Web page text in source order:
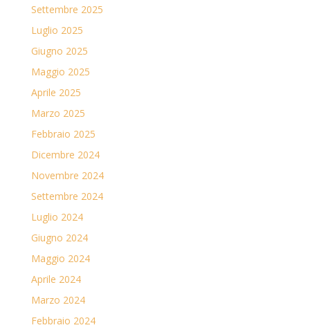
Settembre 2025
Luglio 2025
Giugno 2025
Maggio 2025
Aprile 2025
Marzo 2025
Febbraio 2025
Dicembre 2024
Novembre 2024
Settembre 2024
Luglio 2024
Giugno 2024
Maggio 2024
Aprile 2024
Marzo 2024
Febbraio 2024